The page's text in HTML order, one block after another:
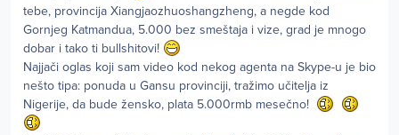
tebe, provincija Xiangjaozhuoshangzheng, a negde kod
Gornjeg Katmandua, 5.000 bez smeštaja i vize, grad je mnogo
dobar i tako ti bullshitovi!
Najjači oglas koji sam video kod nekog agenta na Skype-u je bio
nešto tipa: ponuda u Gansu provinciji, tražimo učitelja iz
Nigerije, da bude žensko, plata 5.000rmb mesečno!